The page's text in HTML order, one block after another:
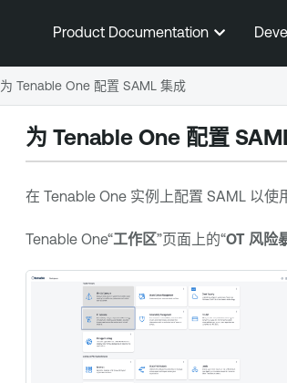
Product Documentation
为 Tenable One配置
在 Tenable One实例上配置 SAML 以使
Tenable One“工作区”页面上的“OT 风险
为 Tenable One 配置 SAML 集成